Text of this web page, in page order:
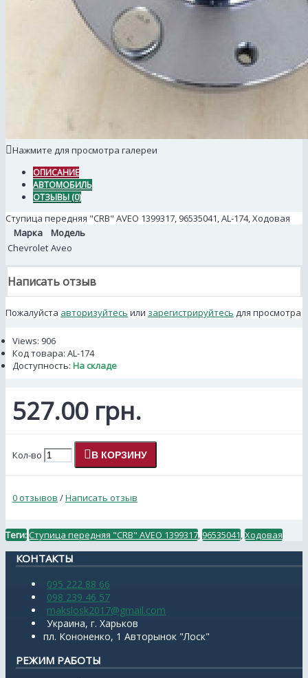
Нажмите для просмотра галереи
ОПИСАНИЕ
АВТОМОБИЛЬ
ОТЗЫВЫ (0)
Ступица передняя "CRB" AVEO 1399317, 96535041, AL-174, Ходовая
Марка
Модель
Chevrolet Aveo
Написать отзыв
Пожалуйста авторизуйтесь или зарегистрируйтесь для просмотра
Views: 906
Код товара: AL-174
Доступность: На складе
527.00 грн.
Кол-во В КОРЗИНУ
0 отзывов /Написать отзыв
Теги:Ступица передняя "CRB" AVEO 1399317 96535041 Ходовая
КОНТАКТЫ
095 222 88 66
098 239 46 57
makslosk2017@gmail.com
Украина, г. Харьков
пл. Кононенко, 1 Авторынок "Лоск"
РЕЖИМ РАБОТЫ